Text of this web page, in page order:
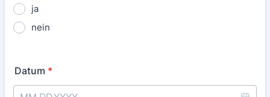
ja
nein
Datum *